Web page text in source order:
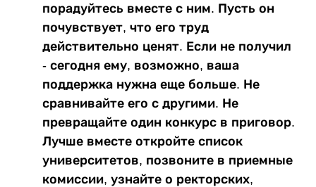
порадуйтесь вместе с ним. Пусть он
почувствует, что его труд
действительно ценят. Если не получил
- сегодня ему, возможно, ваша
поддержка нужна еще больше. Не
сравнивайте его с другими. Не
превращайте один конкурс в приговор.
Лучше вместе откройте список
университетов, позвоните в приемные
комиссии, узнайте о ректорских,